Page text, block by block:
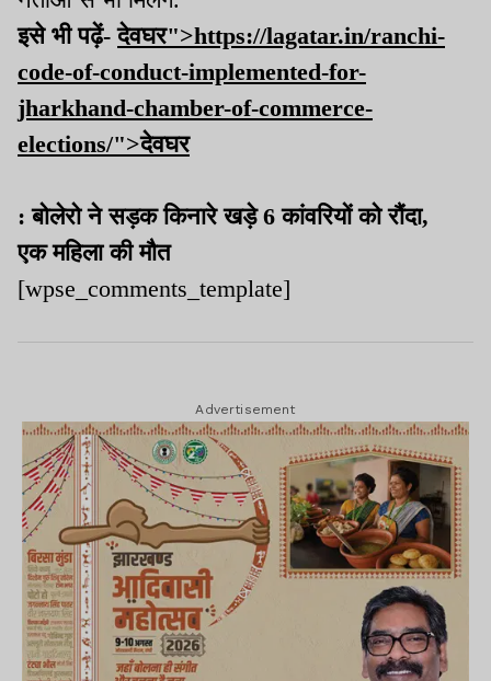
इसे भी पढ़ें-देवघर">https://lagatar.in/ranchi-
code-of-conduct-implemented-for-
jharkhand-chamber-of-commerce-
elections/">देवघर
: बोलेरो ने सड़क किनारे खड़े 6 कांवरियों को रौंदा,
एक महिला की मौत
[wpse_comments_template]
Advertisement